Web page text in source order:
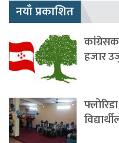
नयाँ प्रकाशित
हजार